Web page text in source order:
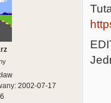
2002-07-17